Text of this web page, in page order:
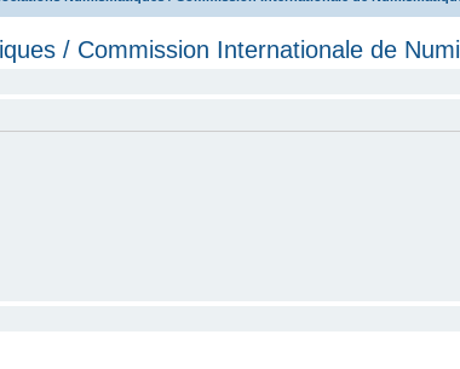
/ Commission Internationale de